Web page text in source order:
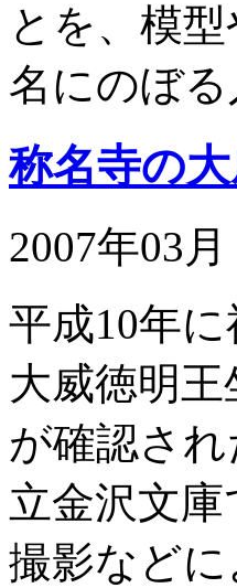
とを、模
名にのぼ
称名寺の
2007年03月
平成10年
大威徳明
が確認さ
立金沢文
撮影など